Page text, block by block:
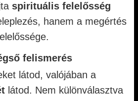
spirituális felelősség
hanem a megértés
felismerés
látod, valójában a
látod. Nem különválasztva